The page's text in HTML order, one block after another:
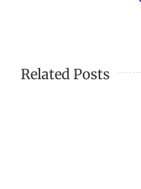
Related Posts